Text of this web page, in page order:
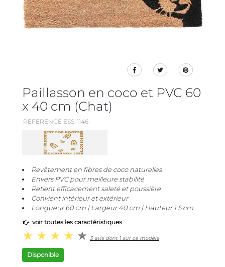
Paillasson en coco et PVC 60
x 40 cm (Chat)
REFERENCE ESS-1146
Revêtement en fibres de coco naturelles
Envers PVC pour meilleure stabilité
Retient efficacement saleté et poussière
Convient intérieur et extérieur
Longueur 60 cm | Largeur 40 cm | Hauteur 1.5 cm
voir toutes les caractéristiques
3 avis dont 1 sur ce modèle
Disponible